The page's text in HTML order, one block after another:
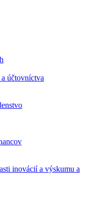
účtovníctva
inovácií a výskumu a